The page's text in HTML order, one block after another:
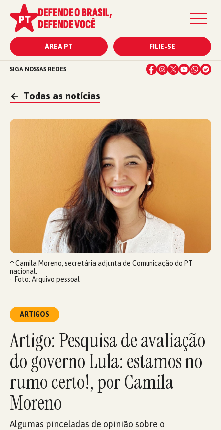
ÁREA PT FILIE-SE
SIGA NOSSAS REDES
← Todas as notícias
ARTIGOS
Artigo: Pesquisa de avaliação
do governo Lula: estamos no
rumo certo!, por Camila
Moreno
Algumas pinceladas de opinião sobre o
↑Camila Moreno, secretária adjunta de Comunicação do PT
nacional.
Foto: Arquivo pessoal